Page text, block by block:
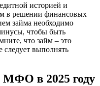
историей и
в решении финансовых
займа необходимо
чтобы быть
что займ – это
следует выполнять
в 2025 году